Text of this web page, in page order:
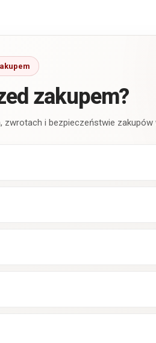
zakupem?
i bezpieczeństwie zakupów